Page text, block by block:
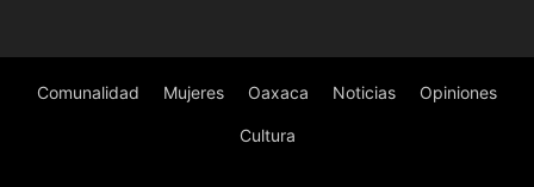
Comunalidad Mujeres Oaxaca Noticias Opiniones
Cultura